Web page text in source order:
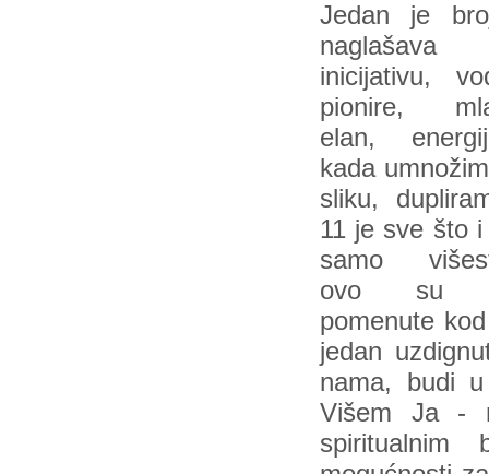
Jedan je
inicijativu,
pionire,
elan,
kada
sliku,
11 je sve što i
samo
ovo su
pomenute
jedan
nama, budi
Višem Ja -
spiritualnim